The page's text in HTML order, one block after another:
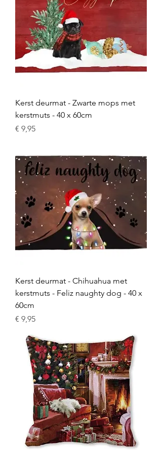
Kerst deurmat - Zwarte mops met
kerstmuts - 40 x 60cm
Prijs
€ 9,95
Kerst deurmat - Chihuahua met
kerstmuts - Feliz naughty dog - 40 x
60cm
Prijs
€ 9,95